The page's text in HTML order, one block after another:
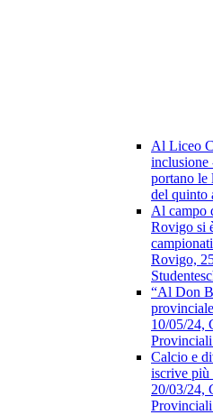
Al Liceo
inclusione
portano le
del quinto
Al campo
Rovigo si
Rovigo,
“Al Don
10/05/24,
Calcio e
iscrive più
20/03/24,